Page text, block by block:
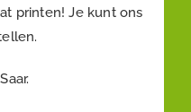
printen! Je kunt ons